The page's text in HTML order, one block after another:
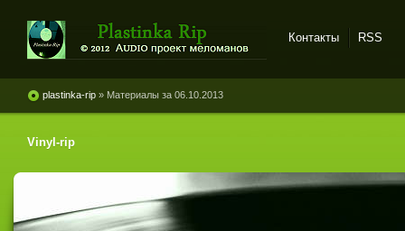
винила и магнитоальбомов
Контакты RSS
plastinka-rip » Материалы за 06.10.2013
Vinyl-rip